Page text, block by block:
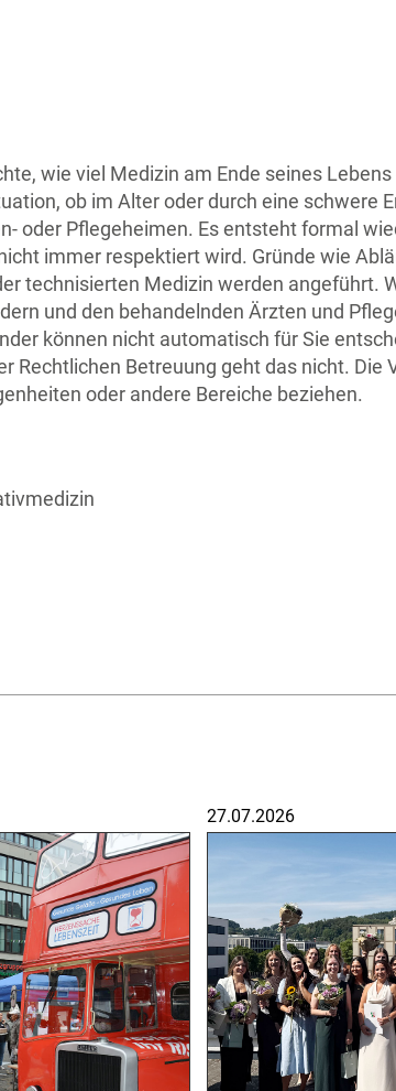
wie viel Medizin am Ende seines
ob im Alter oder durch eine schwere
oder Pflegeheimen. Es entsteht formal
immer respektiert wird. Gründe wie
technisierten Medizin werden angeführt.
und den behandelnden Ärzten und
können nicht automatisch für Sie
Rechtlichen Betreuung geht das nicht. Die
oder andere Bereiche beziehen.
27.07.2026